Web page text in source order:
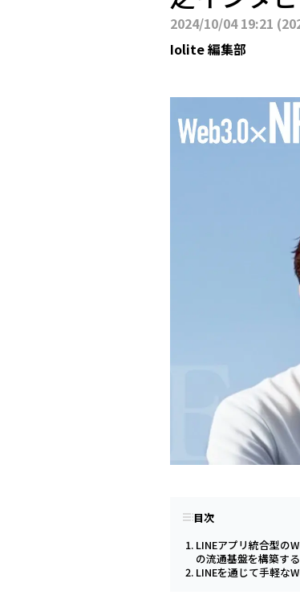
2024/10/04 19:21 (
Iolite 編集部
目次
LINEアプリ統合型の
の流通基盤を構築する
LINEを通じて手軽な